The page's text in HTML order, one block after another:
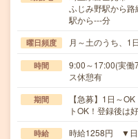
ふじみ野駅から
駅から---分
曜日頻度 月～土のうち、1
時間
9:00～17:00(実働
ス休憩有
期間
【急募】1日～
トOK！登録後は
時給 時給1258円 ▼日